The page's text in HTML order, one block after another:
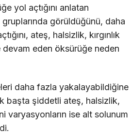
yol açtığını anlatan
görüldüğünü, daha
ateş, halsizlik, kırgınlık
devam eden öksürüğe neden
daha fazla yakalayabildiğine
başta şiddetli ateş, halsizlik,
varyasyonların ise alt solunum